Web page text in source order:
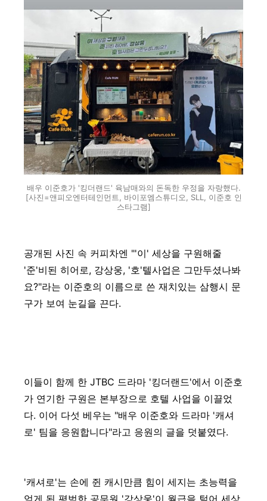
배우 이준호가 '킹더랜드' 육남매와의 돈독한 우정을 자랑했다.
[사진=앤피오엔터테인먼트, 바이포엠스튜디오, SLL, 이준호 인
스타그램]
공개된 사진 속 커피차엔 "'이' 세상을 구원해줄
'준'비된 히어로, 강상웅, '호'텔사업은 그만두셨나봐
요?"라는 이준호의 이름으로 쓴 재치있는 삼행시 문
구가 보여 눈길을 끈다.
이들이 함께 한 JTBC 드라마 '킹더랜드'에서 이준호
가 연기한 구원은 본부장으로 호텔 사업을 이끌었
다. 이어 다섯 베우는 "배우 이준호와 드라마 '캐셔
로' 팀을 응원합니다"라고 응원의 글을 덧붙였다.
'캐셔로'는 손에 쥔 캐시만큼 힘이 세지는 초능력을
얻게 된 평범한 공무원 '강상웅'이 월급을 털어 세상